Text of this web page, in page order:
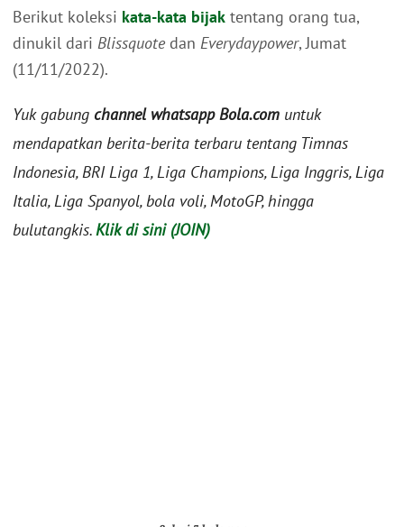
Berikut koleksi kata-kata bijak tentang orang tua,
dinukil dari Blissquote dan Everydaypower, Jumat
(11/11/2022).
Yuk gabung channel whatsapp Bola.com untuk
mendapatkan berita-berita terbaru tentang Timnas
Indonesia, BRI Liga 1, Liga Champions, Liga Inggris, Liga
Italia, Liga Spanyol, bola voli, MotoGP, hingga
bulutangkis.Klik di sini (JOIN)